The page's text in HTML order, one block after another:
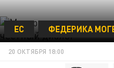
ЕС ФЕДЕРИКА
20 ОКТЯБРЯ 18:00